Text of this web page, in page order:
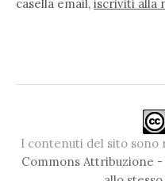
casella email, iscriviti alla
I contenuti del sito sono
Commons Attribuzione